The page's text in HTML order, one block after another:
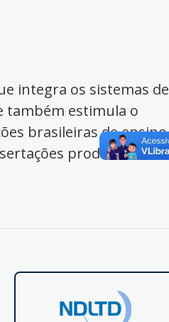
integra os sistemas de
também estimula o
brasileiras de ensino
produzidas no